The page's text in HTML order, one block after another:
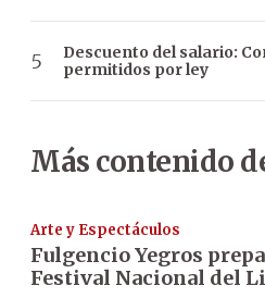
Descuento del salario:
permitidos por ley
Más contenido
Arte y Espectáculos
Fulgencio Yegros
Festival Nacional del